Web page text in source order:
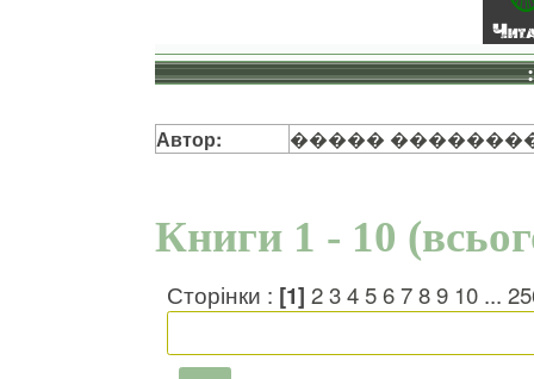
Автор: �����
Книги 1 - 10
Сторінки : [1] 23456789 10 ...